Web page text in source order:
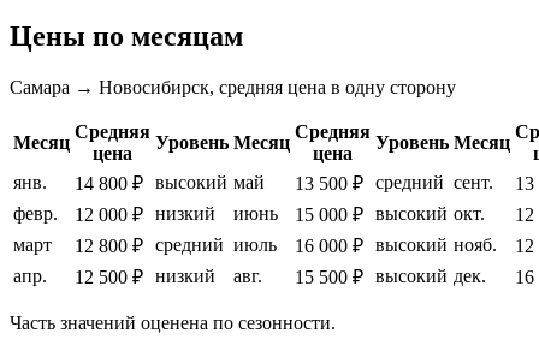
Цены по месяцам
Самара → Новосибирск, средняя цена в одну сторону
Месяц
Средняя
цена
Уровень Месяц
Средняя
цена
Уровень Месяц
янв.
14 800 ₽ высокий май 13 500 ₽ средний сент.
13
февр.
12 000 ₽ низкий июнь 15 000 ₽ высокий окт.
12
март
12 800 ₽ средний июль 16 000 ₽ высокий нояб.
12
апр.
12 500 ₽ низкий авг. 15 500 ₽ высокий дек. 16
Часть значений оценена по сезонности.